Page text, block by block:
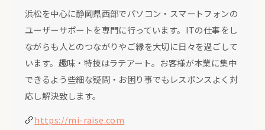
浜松を中心に静岡県西部でパソコン・スマートフォンの
ユーザーサポートを専門に行っています。ITの仕事をし
ながらも人とのつながりやご縁を大切に日々を過ごして
います。趣味・特技はラテアート。お客様が本業に集中
できるよう些細な疑問・お困り事でもレスポンスよく対
応し解決致します。
https://mi-raise.com